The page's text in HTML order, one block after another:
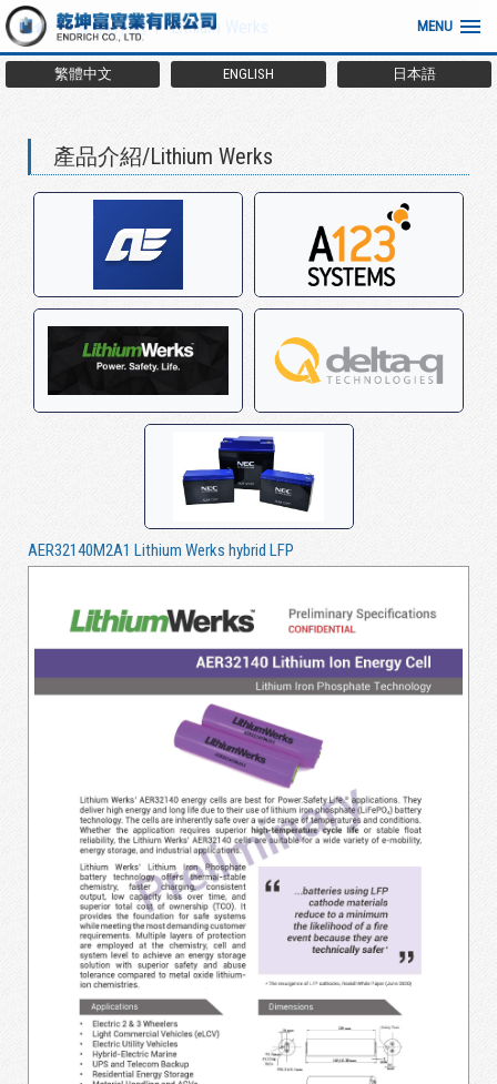
MENU
繁體中文 ENGLISH 日本語
產品介紹 Lithium Werks
產品介紹/Lithium Werks
AER32140M2A1 Lithium Werks hybrid LFP